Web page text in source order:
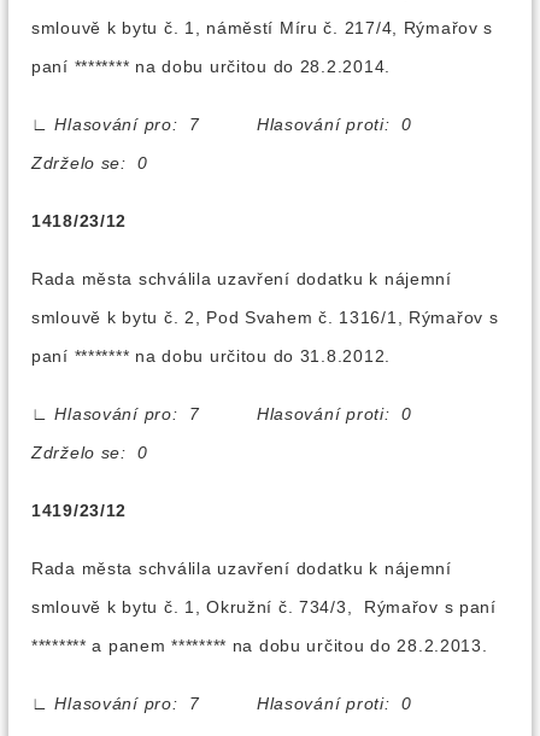
smlouvě k bytu č. 1, náměstí Míru č. 217/4, Rýmařov s
paní ******** na dobu určitou do 28.2.2014.
∟
Hlasování pro: 7 Hlasování proti: 0
Zdrželo se: 0
1418/23/12
Rada města schválila uzavření dodatku k nájemní
smlouvě k bytu č. 2, Pod Svahem č. 1316/1, Rýmařov s
paní ******** na dobu určitou do 31.8.2012.
∟
Hlasování pro: 7 Hlasování proti: 0
Zdrželo se: 0
1419/23/12
Rada města schválila uzavření dodatku k nájemní
smlouvě k bytu č. 1, Okružní č. 734/3, Rýmařov s paní
******** a panem ******** na dobu určitou do 28.2.2013.
∟
Hlasování pro: 7 Hlasování proti: 0